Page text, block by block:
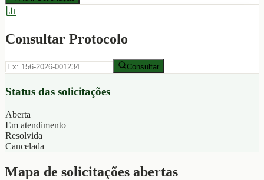
Consultar Protocolo
Consultar
Status das solicitações
Aberta
Em atendimento
Resolvida
Cancelada
Mapa de solicitações abertas